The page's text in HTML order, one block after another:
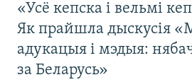
«Усё кепска і вельмі
Як прайшла дыскусія
адукацыя і мэдыя:
за Беларусь»